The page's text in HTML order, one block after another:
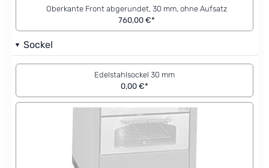
Oberkante Front abgerundet, 30 mm, ohne Aufsatz
760,00 €*
Sockel
Edelstahlsockel 30 mm
0,00 €*